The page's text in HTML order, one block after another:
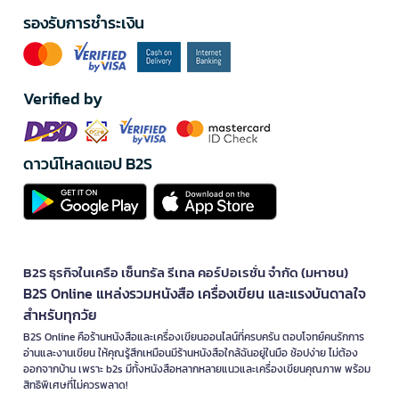
รองรับการชำระเงิน
Verified by
ดาวน์โหลดแอป B2S
B2S ธุรกิจในเครือ เซ็นทรัล รีเทล คอร์ปอเรชั่น จำกัด (มหาชน)
B2S Online แหล่งรวมหนังสือ เครื่องเขียน และแรงบันดาลใจ
สำหรับทุกวัย
B2S Online คือร้านหนังสือและเครื่องเขียนออนไลน์ที่ครบครัน ตอบโจทย์คนรักการ
อ่านและงานเขียน ให้คุณรู้สึกเหมือนมีร้านหนังสือใกล้ฉันอยู่ในมือ ช้อปง่าย ไม่ต้อง
ออกจากบ้าน เพราะ b2s มีทั้งหนังสือหลากหลายแนวและเครื่องเขียนคุณภาพ พร้อม
สิทธิพิเศษที่ไม่ควรพลาด!